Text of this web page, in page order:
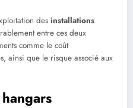
des installations
entre ces deux
comme le coût
ainsi que le risque associé aux